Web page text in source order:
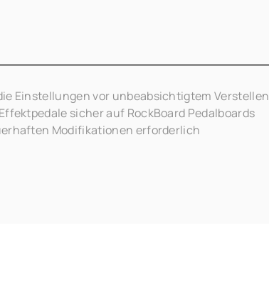
Einstellungen vor unbeabsichtigtem Verstellen
sicher auf RockBoard Pedalboards
Modifikationen erforderlich